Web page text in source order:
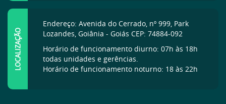
LOCALIZAÇÃO
Endereço: Avenida do Cerrado, nº 999, Park
Lozandes, Goiânia - Goiás CEP: 74884-092
Horário de funcionamento diurno: 07h às 18h
todas unidades e gerências.
Horário de funcionamento noturno: 18 às 22h